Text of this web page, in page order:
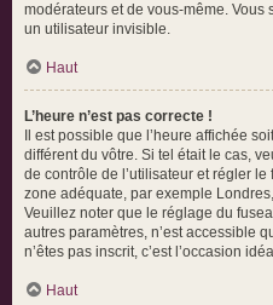
modérateurs et de vous-même.
un utilisateur invisible.
Haut
L’heure n’est pas correcte !
Il est possible que l’heure affichée
différent du vôtre. Si tel était le cas,
de contrôle de l’utilisateur et régler
zone adéquate, par exemple
Veuillez noter que le réglage du
autres paramètres, n’est accessible
n’êtes pas inscrit, c’est l’occasion
Haut